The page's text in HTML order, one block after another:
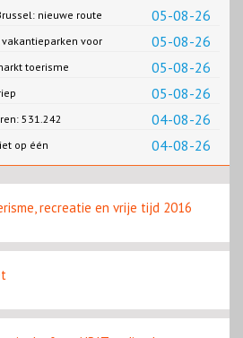
05-08-26
nieuwe route
05-08-26
voor
05-08-26
toerisme
05-08-26
04-08-26
531.242
04-08-26
op één
recreatie en vrije tijd 2016